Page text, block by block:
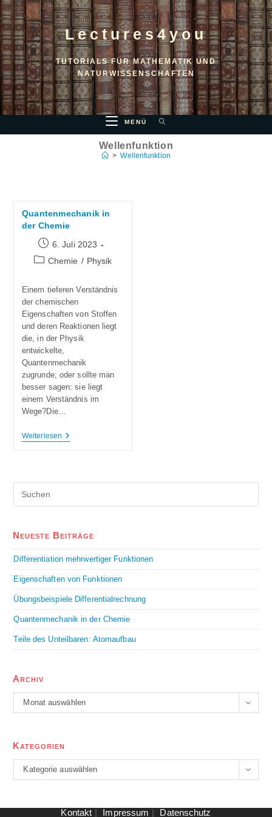
Lectures4you
TUTORIALS FÜR MATHEMATIK UND
NATURWISSENSCHAFTEN
MENÜ
Wellenfunktion
> Wellenfunktion
Quantenmechanik in
der Chemie
6. Juli 2023
Chemie / Physik
Einem tieferen Verständnis
der chemischen
Eigenschaften von Stoffen
und deren Reaktionen liegt
die, in der Physik
entwickelte,
Quantenmechanik
zugrunde; oder sollte man
besser sagen: sie liegt
einem Verständnis im
Wege?Die…
Weiterlesen
Neueste Beiträge
Differentiation mehrwertiger Funktionen
Eigenschaften von Funktionen
Übungsbeispiele Differentialrechnung
Quantenmechanik in der Chemie
Teile des Unteilbaren: Atomaufbau
Archiv
Monat auswählen
Kategorien
Kategorie auswählen
Kontakt Impressum Datenschutz